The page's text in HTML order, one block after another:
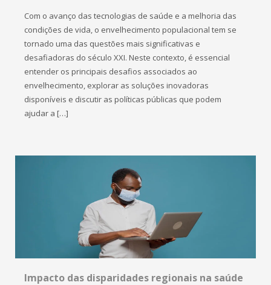
Com o avanço das tecnologias de saúde e a melhoria das
condições de vida, o envelhecimento populacional tem se
tornado uma das questões mais significativas e
desafiadoras do século XXI. Neste contexto, é essencial
entender os principais desafios associados ao
envelhecimento, explorar as soluções inovadoras
disponíveis e discutir as políticas públicas que podem
ajudar a […]
Impacto das disparidades regionais na saúde